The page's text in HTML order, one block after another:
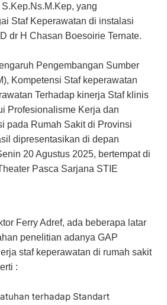
yang
Staf Keperawatan di instalasi
dr H Chasan Boesoirie Ternate.
Pengembangan Sumber
Kompetensi Staf keperawatan
Terhadap kinerja Staf klinis
Profesionalisme Kerja dan
pada Rumah Sakit di Provinsi
dipresentasikan di depan
20 Agustus 2025, bertempat di
Pasca Sarjana STIE
Ferry Adref, ada beberapa latar
penelitian adanya GAP
staf keperawatan di rumah sakit
:
terhadap Standart